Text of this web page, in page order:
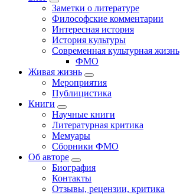
Заметки о литературе
Философские комментарии
Интересная история
История культуры
Современная культурная жизнь
ФМО
Живая жизнь
Мероприятия
Публицистика
Книги
Научные книги
Литературная критика
Мемуары
Сборники ФМО
Об авторе
Биография
Контакты
Отзывы, рецензии, критика